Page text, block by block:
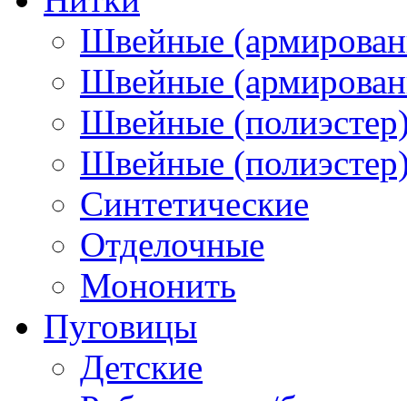
Швейные
Швейные
Швейные
Швейные
Синтетические
Отделочные
Мононить
Пуговицы
Детские